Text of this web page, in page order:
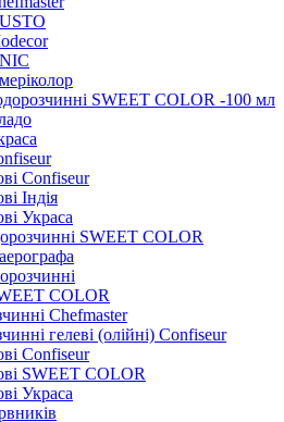
SWEET COLOR -100 мл
Confiseur
Індія
Украса
SWEET COLOR
COLOR
Chefmaster
гелеві (олійні) Confiseur
Confiseur
SWEET COLOR
Украса